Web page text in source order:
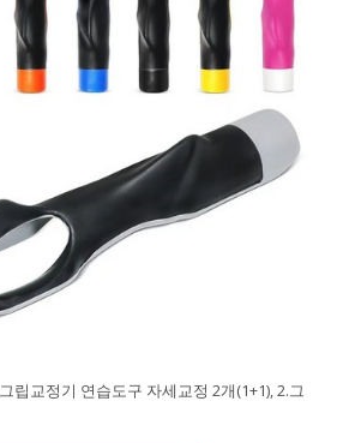
립교정기 연습도구 자세교정 2개(1+1), 2.그